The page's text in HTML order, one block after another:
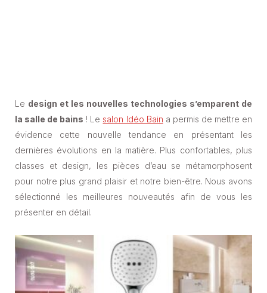
Le design et les nouvelles technologies s’emparent de
la salle de bains ! Le salon Idéo Bain a permis de mettre en
évidence cette nouvelle tendance en présentant les
dernières évolutions en la matière. Plus confortables, plus
classes et design, les pièces d’eau se métamorphosent
pour notre plus grand plaisir et notre bien-être. Nous avons
sélectionné les meilleures nouveautés afin de vous les
présenter en détail.